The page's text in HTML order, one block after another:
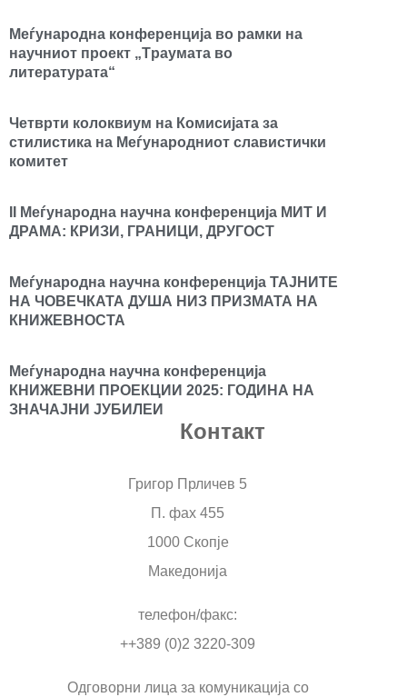
Mеѓународна конференција во рамки на
научниот проект „Tраумата во
литературата“
Четврти колоквиум на Комисијата за
стилистика на Меѓународниот славистички
комитет
II Меѓународна научна конференција МИТ И
ДРАМА: КРИЗИ, ГРАНИЦИ, ДРУГОСТ
Меѓународна научна конференција ТАЈНИТЕ
НА ЧОВЕЧКАТА ДУША НИЗ ПРИЗМАТА НА
КНИЖЕВНОСТА
Меѓународна научна конференција
КНИЖЕВНИ ПРОЕКЦИИ 2025: ГОДИНА НА
ЗНАЧАЈНИ ЈУБИЛЕИ
Контакт
Григор Прличев 5
П. фах 455
1000 Скопје
Македонија
телефон/факс:
++389 (0)2 3220-309
Одговорни лица за комуникација со